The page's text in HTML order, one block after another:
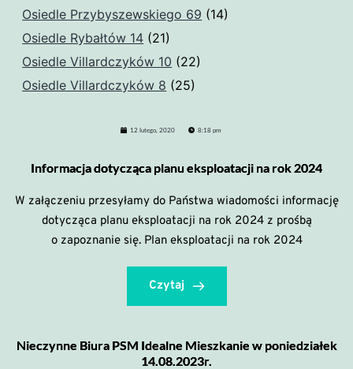
Osiedle Przybyszewskiego 69 (14)
Osiedle Rybałtów 14 (21)
Osiedle Villardczyków 10 (22)
Osiedle Villardczyków 8 (25)
12 lutego, 2020 8:18 pm
Informacja dotycząca planu eksploatacji na rok 2024
W załączeniu przesyłamy do Państwa wiadomości informację
dotycząca planu eksploatacji na rok 2024 z prośbą
o zapoznanie się. Plan eksploatacji na rok 2024
Czytaj
Nieczynne Biura PSM Idealne Mieszkanie w poniedziałek
14.08.2023r.